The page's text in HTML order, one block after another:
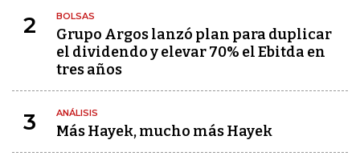
2 BOLSAS
Grupo Argos lanzó plan para duplicar
el dividendo y elevar 70% el Ebitda en
tres años
3 ANÁLISIS
Más Hayek, mucho más Hayek